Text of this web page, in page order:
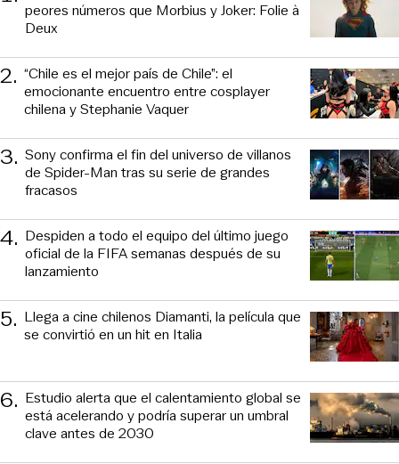
peores números que Morbius y Joker: Folie à
Deux
2. “Chile es el mejor país de Chile”: el
emocionante encuentro entre cosplayer
chilena y Stephanie Vaquer
3. Sony confirma el fin del universo de villanos
de Spider-Man tras su serie de grandes
fracasos
4. Despiden a todo el equipo del último juego
oficial de la FIFA semanas después de su
lanzamiento
5. Llega a cine chilenos Diamanti, la película que
se convirtió en un hit en Italia
6. Estudio alerta que el calentamiento global se
está acelerando y podría superar un umbral
clave antes de 2030